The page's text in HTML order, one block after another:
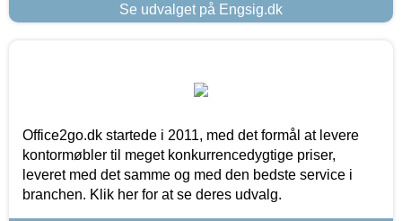
Se udvalget på Engsig.dk
Office2go.dk startede i 2011, med det formål at levere
kontormøbler til meget konkurrencedygtige priser,
leveret med det samme og med den bedste service i
branchen. Klik her for at se deres udvalg.